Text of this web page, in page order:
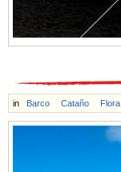
in Barco Cataño Flora